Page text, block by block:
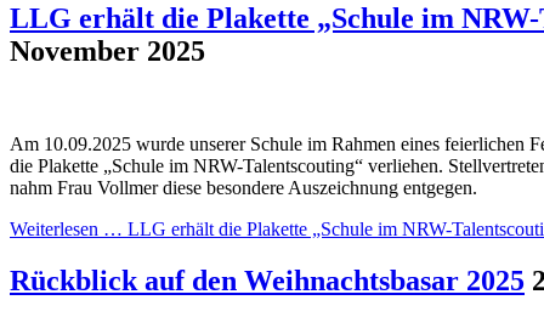
LLG erhält die Plakette „Schule im
November 2025
Am 10.09.2025 wurde unserer Schule im Rahmen eines feierlichen
die Plakette „Schule im NRW-Talentscouting“ verliehen.
nahm Frau Vollmer diese besondere Auszeichnung entgegen.
Weiterlesen … LLG erhält die Plakette „Schule im NRW-
Rückblick auf den Weihnachtsbasar 2025